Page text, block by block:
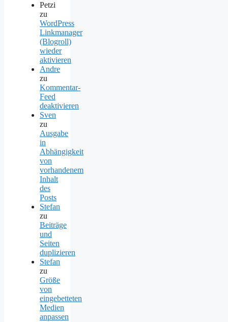
Petzi
zu
WordPress
Linkmanager
(Blogroll)
wieder
aktivieren
Andre
zu
Kommentar-
Feed
deaktivieren
Sven
zu
Ausgabe
in
Abhängigkeit
von
vorhandenem
Inhalt
des
Posts
Stefan
zu
Beiträge
und
Seiten
duplizieren
Stefan
zu
Größe
von
eingebetteten
Medien
anpassen